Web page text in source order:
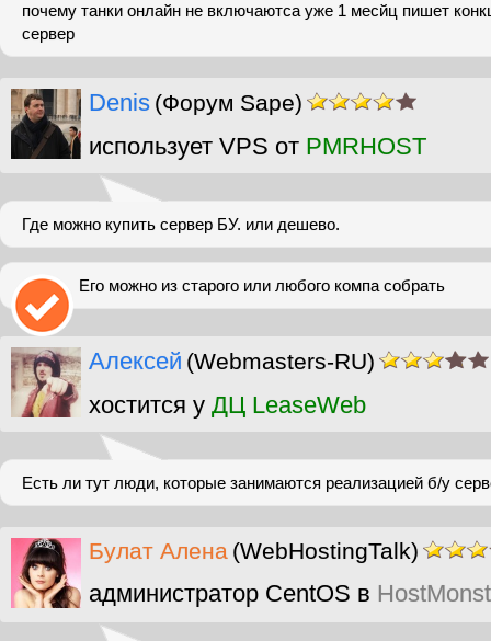
почему танки онлайн не включаютса уже 1 месйц пишет
сервер
Denis (Форум Sape)
использует VPS от PMRHOST
Где можно купить сервер БУ. или дешево.
Его можно из старого или любого компа собрать
Алексей (Webmasters-RU)
хостится у ДЦ LeaseWeb
Есть ли тут люди, которые занимаются реализацией б/у
Булат Алена (WebHostingTalk)
администратор CentOS в